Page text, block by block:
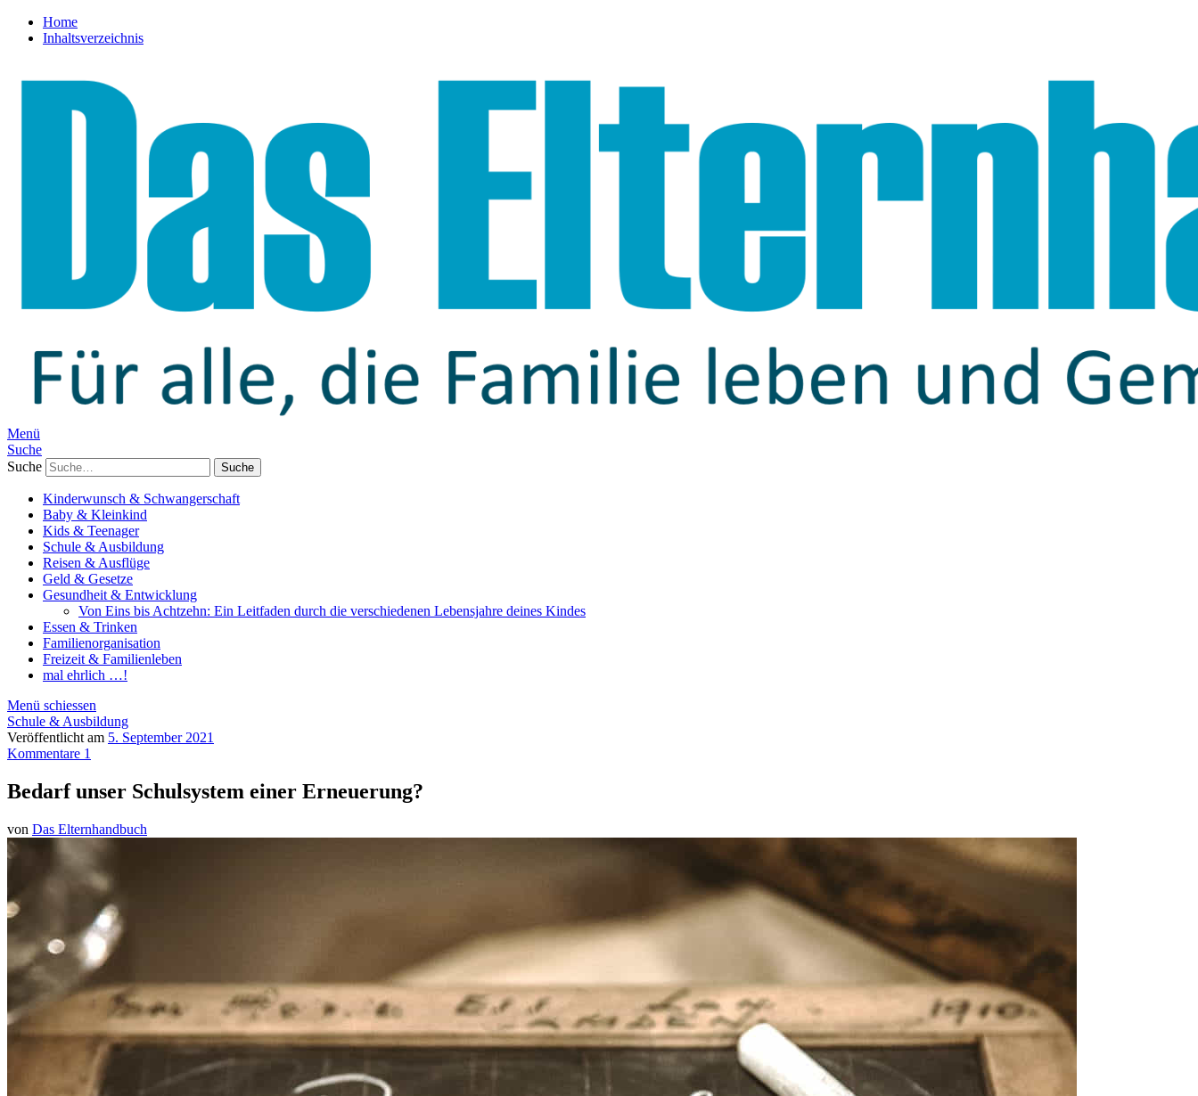
Home
Inhaltsverzeichnis
Menü
Suche
Suche
Kinderwunsch & Schwangerschaft
Baby & Kleinkind
Kids & Teenager
Schule & Ausbildung
Reisen & Ausflüge
Geld & Gesetze
Gesundheit & Entwicklung
Von Eins bis Achtzehn: Ein Leitfaden durch die verschiedenen Lebensjahre deines Kindes
Essen & Trinken
Familienorganisation
Freizeit & Familienleben
mal ehrlich …!
Menü schiessen
Schule & Ausbildung
Veröffentlicht am 5. September 2021
Kommentare 1
Bedarf unser Schulsystem einer Erneuerung?
von Das Elternhandbuch